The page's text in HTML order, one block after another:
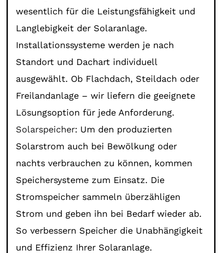
wesentlich für die Leistungsfähigkeit und
Langlebigkeit der Solaranlage.
Installationssysteme werden je nach
Standort und Dachart individuell
ausgewählt. Ob Flachdach, Steildach oder
Freilandanlage – wir liefern die geeignete
Lösungsoption für jede Anforderung.
Solarspeicher: Um den produzierten
Solarstrom auch bei Bewölkung oder
nachts verbrauchen zu können, kommen
Speichersysteme zum Einsatz. Die
Stromspeicher sammeln überzähligen
Strom und geben ihn bei Bedarf wieder ab.
So verbessern Speicher die Unabhängigkeit
und Effizienz Ihrer Solaranlage.